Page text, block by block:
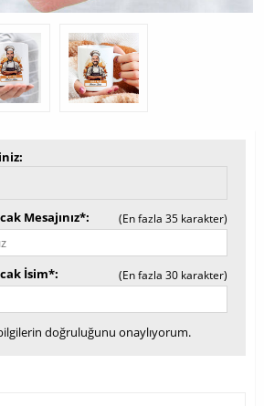
Mesajınız* (En fazla 35 karakter)
İsim* (En fazla 30 karakter)
doğruluğunu onaylıyorum.